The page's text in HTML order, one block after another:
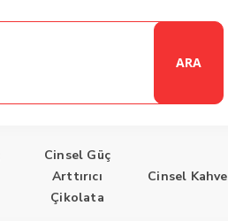
ARA
Cinsel Güç
Arttırıcı
Çikolata
Cinsel Kahve